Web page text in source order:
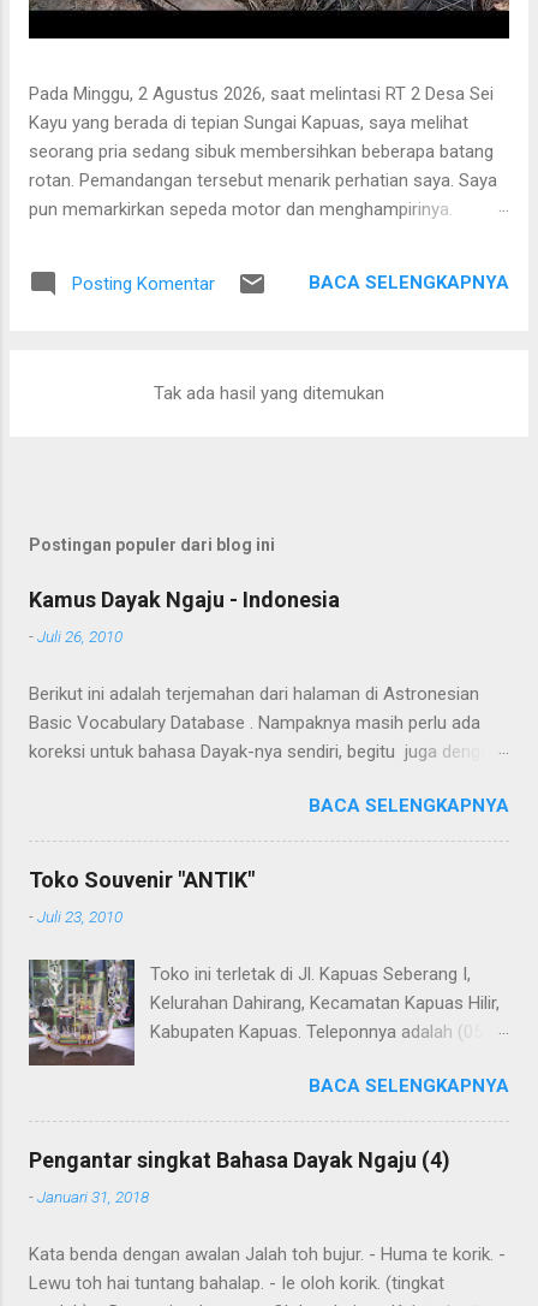
Pada Minggu, 2 Agustus 2026, saat melintasi RT 2 Desa Sei
Kayu yang berada di tepian Sungai Kapuas, saya melihat
seorang pria sedang sibuk membersihkan beberapa batang
rotan. Pemandangan tersebut menarik perhatian saya. Saya
pun memarkirkan sepeda motor dan menghampirinya.
mengenai proses pengolahan rotan hingga menjadi bahan
baku tikar anyaman. Di tangan masyarakat setempat, rotan
memiliki nilai ekonomi. Bapak tersebut bercerita bahwa rotan
akan dipegang harus dibersihkan terlebih dahulu. Setelah
Posting Komentar BACA SELENGKAPNYA
Tak ada hasil yang ditemukan
Postingan populer dari blog ini
Kamus Dayak Ngaju - Indonesia
-Juli 26, 2010
Berikut ini adalah terjemahan dari halaman di Astronesian
Basic Vocabulary Database . Nampaknya masih perlu ada
koreksi untuk bahasa Dayak-nya sendiri, begitu juga dengan
Translate . Koreksi bahasa dibantu oleh Dra. Hernawaty,
M.Kes. Untuk koreksi dari halaman ini dapat diberikan pada
komentar. Upaya penerjemahan Kamus Bahasa Dayak -
Dayak Ngaju - Indonesia .
BACA SELENGKAPNYA
Toko Souvenir "ANTIK"
-Juli 23, 2010
Toko ini terletak di Jl. Kapuas Seberang I,
Kelurahan Dahirang, Kecamatan Kapuas Hilir,
Kabupaten Kapuas. Teleponnya adalah (0513)
khas Kapuas seperti perahu naga yang
terbuat dari getah nyatu (sebagaimana
tampak dalam gambar berikut ini): Perahu
naga dari getah nyatu
BACA SELENGKAPNYA
Pengantar singkat Bahasa Dayak Ngaju (4)
-Januari 31, 2018
Kata benda dengan awalan Jalah toh bujur. - Huma te korik. -
Lewu toh hai tuntang bahalap. - Ie oloh korik. (tingkat